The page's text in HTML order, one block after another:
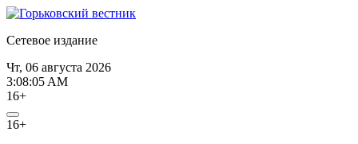
Сетевое издание
Чт, 06 августа 2026
3:08:05 AM
16+
16+